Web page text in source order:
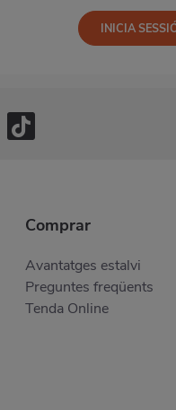
Comprar
Avantatges estalvi
Preguntes freqüents
Tenda Online